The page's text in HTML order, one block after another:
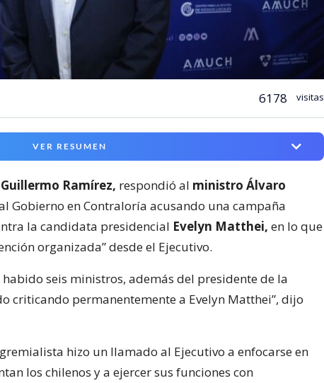
6178 visitas
VER RESUMEN
Ramírez, respondió al ministro Álvaro
Gobierno en Contraloría acusando una campaña
la candidata presidencial Evelyn Matthei, en lo que
organizada” desde el Ejecutivo.
seis ministros, además del presidente de la
criticando permanentemente a Evelyn Matthei”, dijo
hizo un llamado al Ejecutivo a enfocarse en
los chilenos y a ejercer sus funciones con